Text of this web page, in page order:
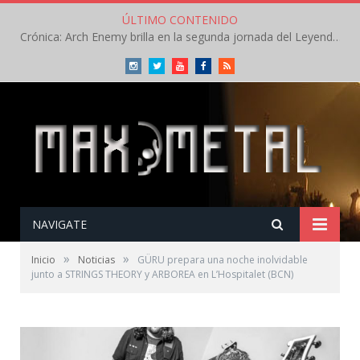
ÚLTIMO CONTENIDO
Crónica: Arch Enemy brilla en la segunda jornada del Leyendas del Rock – Jueves – Agosto 2026
InstagramTwitterYoutubeFacebookRSS
NAVIGATE
Inicio » Noticias »
GÜRU prepara una noche inolvidable
junto a STRINGS THEORY y ARBOREA en L’Hospitalet (BCN)